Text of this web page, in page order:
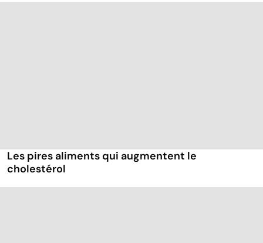
Les pires aliments qui augmentent le
cholestérol